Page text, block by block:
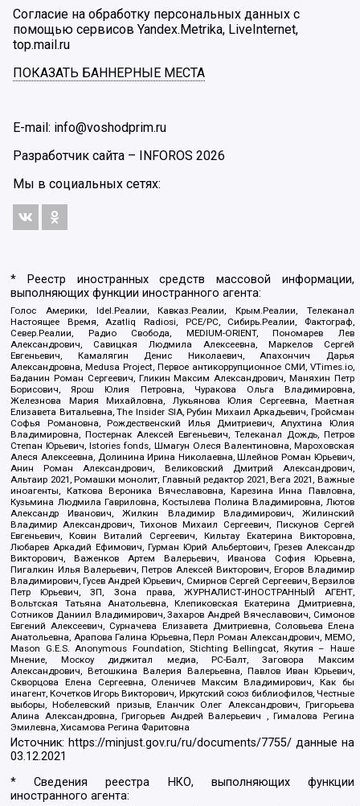
Согласие на обработку персональных данных с
помощью сервисов Yandex.Metrika, LiveInternet,
top.mail.ru
ПОКАЗАТЬ БАННЕРНЫЕ МЕСТА
E-mail: info@voshodprim.ru
Разработчик сайта – INFOROS 2026
Мы в социальных сетях:
* Реестр иностранных средств массовой информации,
выполняющих функции иностранного агента:
Голос Америки, Idel.Реалии, Кавказ.Реалии, Крым.Реалии, Телеканал
Настоящее Время, Azatliq Radiosi, PCE/PC, Сибирь.Реалии, Фактограф,
Север.Реалии, Радио Свобода, MEDIUM-ORIENT, Пономарев Лев
Александрович, Савицкая Людмила Алексеевна, Маркелов Сергей
Евгеньевич, Камалягин Денис Николаевич, Апахончич Дарья
Александровна, Medusa Project, Первое антикоррупционное СМИ, VTimes.io,
Баданин Роман Сергеевич, Гликин Максим Александрович, Маняхин Петр
Борисович, Ярош Юлия Петровна, Чуракова Ольга Владимировна,
Железнова Мария Михайловна, Лукьянова Юлия Сергеевна, Маетная
Елизавета Витальевна, The Insider SIA, Рубин Михаил Аркадьевич, Гройсман
Софья Романовна, Рождественский Илья Дмитриевич, Апухтина Юлия
Владимировна, Постернак Алексей Евгеньевич, Телеканал Дождь, Петров
Степан Юрьевич, Istories fonds, Шмагун Олеся Валентиновна, Мароховская
Алеся Алексеевна, Долинина Ирина Николаевна, Шлейнов Роман Юрьевич,
Анин Роман Александрович, Великовский Дмитрий Александрович,
Альтаир 2021, Ромашки монолит, Главный редактор 2021, Вега 2021, Важные
иноагенты, Каткова Вероника Вячеславовна, Карезина Инна Павловна,
Кузьмина Людмила Гавриловна, Костылева Полина Владимировна, Лютов
Александр Иванович, Жилкин Владимир Владимирович, Жилинский
Владимир Александрович, Тихонов Михаил Сергеевич, Пискунов Сергей
Евгеньевич, Ковин Виталий Сергеевич, Кильтау Екатерина Викторовна,
Любарев Аркадий Ефимович, Гурман Юрий Альбертович, Грезев Александр
Викторович, Важенков Артем Валерьевич, Иванова София Юрьевна,
Пигалкин Илья Валерьевич, Петров Алексей Викторович, Егоров Владимир
Владимирович, Гусев Андрей Юрьевич, Смирнов Сергей Сергеевич, Верзилов
Петр Юрьевич, ЗП, Зона права, ЖУРНАЛИСТ-ИНОСТРАННЫЙ АГЕНТ,
Вольтская Татьяна Анатольевна, Клепиковская Екатерина Дмитриевна,
Сотников Даниил Владимирович, Захаров Андрей Вячеславович, Симонов
Евгений Алексеевич, Сурначева Елизавета Дмитриевна, Соловьева Елена
Анатольевна, Арапова Галина Юрьевна, Перл Роман Александрович, МЕМО,
Mason G.E.S. Anonymous Foundation, Stichting Bellingcat, Якутия – Наше
Мнение, Москоу диджитал медиа, РС-Балт, Заговора Максим
Александрович, Ветошкина Валерия Валерьевна, Павлов Иван Юрьевич,
Скворцова Елена Сергеевна, Оленичев Максим Владимирович, Как бы
инагент, Кочетков Игорь Викторович, Иркутский союз библиофилов, Честные
выборы, Нобелевский призыв, Еланчик Олег Александрович, Григорьева
Алина Александровна, Григорьев Андрей Валерьевич , Гималова Регина
Эмилевна, Хисамова Регина Фаритовна
Источник: https://minjust.gov.ru/ru/documents/7755/ данные на
03.12.2021
* Сведения реестра НКО, выполняющих функции
иностранного агента: